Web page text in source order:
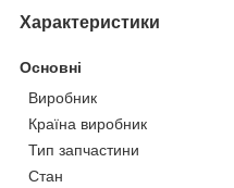
Характеристики
Основні
Виробник
Країна виробник
Тип запчастини
Стан